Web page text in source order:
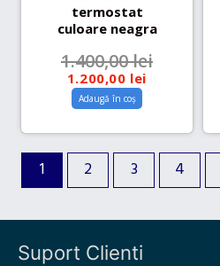
termostat
culoare neagra
1.400,00lei
1.200,00 lei
Adaugă în coș
1 2 3 4
Suport Clienti